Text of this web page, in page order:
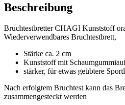
Beschreibung
Bruchtestbretter CHAGI Kunststoff
Wiederverwendbares Bruchtestbrett,
Stärke ca. 2 cm
Kunststoff mit
stärker, für etwas geübtere
Nach erfolgtem Bruchtest kann das
zusammengesteckt werden